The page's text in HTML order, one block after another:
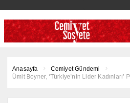
Anasayfa
Cemiyet Gündemi
Ümit Boyner, ‘Türkiye’nin Lider Kadınları’